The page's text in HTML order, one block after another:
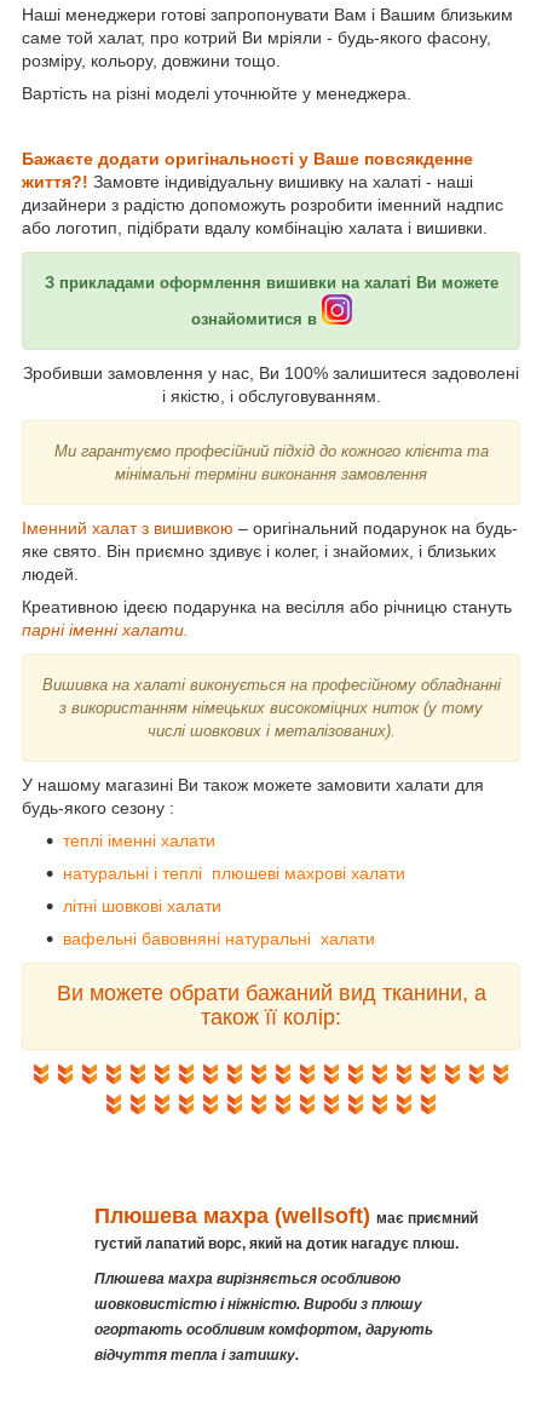
Наші менеджери готові запропонувати Вам і Вашим близьким
саме той халат, про котрий Ви мріяли - будь-якого фасону,
розміру, кольору, довжини тощо.
Вартість на різні моделі уточнюйте у менеджера.
Бажаєте додати оригінальності у Ваше повсякденне
життя?! Замовте індивідуальну вишивку на халаті - наші
дизайнери з радістю допоможуть розробити іменний надпис
або логотип, підібрати вдалу комбінацію халата і вишивки.
З прикладами оформлення вишивки на халаті Ви можете
ознайомитися в
Зробивши замовлення у нас, Ви 100% залишитеся задоволені
і якістю, і обслуговуванням.
Ми гарантуємо професійний підхід до кожного клієнта та
мінімальні терміни виконання замовлення
Іменний халат з вишивкою – оригінальний подарунок на будь-
яке свято. Він приємно здивує і колег, і знайомих, і близьких
людей.
Креативною ідеєю подарунка на весілля або річницю стануть
парні іменні халати.
Вишивка на халаті виконується на професійному обладнанні
з використанням німецьких високоміцних ниток (у тому
числі шовкових і металізованих).
У нашому магазині Ви також можете замовити халати для
будь-якого сезону :
теплі іменні халати
натуральні і теплі плюшеві махрові халати
літні шовкові халати
вафельні бавовняні натуральні халати
Ви можете обрати бажаний вид тканини, а
також її колір:
Плюшева махра (wellsoft) має приємний
густий лапатий ворс, який на дотик нагадує плюш.
Плюшева махра вирізняється особливою
шовковистістю і ніжністю. Вироби з плюшу
огортають особливим комфортом, дарують
відчуття тепла і затишку.